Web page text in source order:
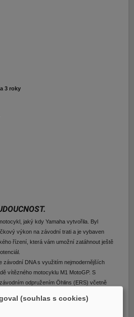
jaký kdy Yamaha vytvořila. Byl
výkon na závodní trati a je vybaven
řízení, která vám umožní zatáhnout ještě
závodní DNA s využitím nejmodernějších
vítězného motocyklu M1 MotoGP. S
odpružením Öhlins (ERS) včetně
karbonové kapotáže pomáhá ušetřit
3 roky
(souhlas s cookies)